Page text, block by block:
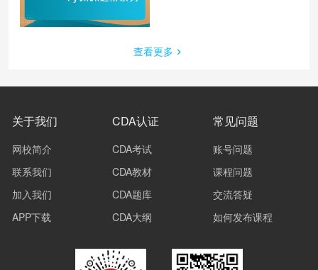
查看更多
关于我们
网校简介
联系我们
加入我们
APP下载
CDA认证
CDA考试
CDA教材
CDA题库
CDA大纲
常见问题
账号问题
课程问题
交流答疑
如何发布课程